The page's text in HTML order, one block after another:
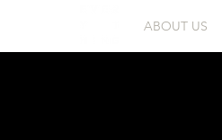
ABOUT US